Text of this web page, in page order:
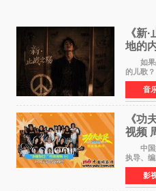
《新
地的
如果战
的儿歌
殇》时
地区局
战争从
音
《功
视频
淀不
中国
执导、
演，刘
思贝、
女足》
影